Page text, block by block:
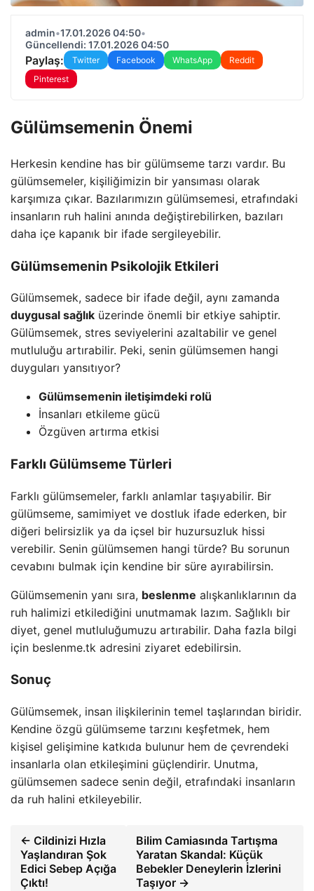
admin•17.01.2026 04:50•
Güncellendi: 17.01.2026 04:50
Paylaş: Twitter Facebook WhatsApp
Reddit
Pinterest
Gülümsemenin Önemi
Herkesin kendine has bir gülümseme tarzı vardır. Bu
gülümsemeler, kişiliğimizin bir yansıması olarak
karşımıza çıkar. Bazılarımızın gülümsemesi, etrafındaki
insanların ruh halini anında değiştirebilirken, bazıları
daha içe kapanık bir ifade sergileyebilir.
Gülümsemenin Psikolojik Etkileri
Gülümsemek, sadece bir ifade değil, aynı zamanda
duygusal sağlık üzerinde önemli bir etkiye sahiptir.
Gülümsemek, stres seviyelerini azaltabilir ve genel
mutluluğu artırabilir. Peki, senin gülümsemen hangi
duyguları yansıtıyor?
Gülümsemenin iletişimdeki rolü
İnsanları etkileme gücü
Özgüven artırma etkisi
Farklı Gülümseme Türleri
Farklı gülümsemeler, farklı anlamlar taşıyabilir. Bir
gülümseme, samimiyet ve dostluk ifade ederken, bir
diğeri belirsizlik ya da içsel bir huzursuzluk hissi
verebilir. Senin gülümsemen hangi türde? Bu sorunun
cevabını bulmak için kendine bir süre ayırabilirsin.
Gülümsemenin yanı sıra, beslenme alışkanlıklarının da
ruh halimizi etkilediğini unutmamak lazım. Sağlıklı bir
diyet, genel mutluluğumuzu artırabilir. Daha fazla bilgi
için beslenme.tk adresini ziyaret edebilirsin.
Sonuç
Gülümsemek, insan ilişkilerinin temel taşlarından biridir.
Kendine özgü gülümseme tarzını keşfetmek, hem
kişisel gelişimine katkıda bulunur hem de çevrendeki
insanlarla olan etkileşimini güçlendirir. Unutma,
gülümsemen sadece senin değil, etrafındaki insanların
da ruh halini etkileyebilir.
← Cildinizi Hızla
Yaşlandıran Şok
Edici Sebep Açığa
Çıktı!
Bilim Camiasında Tartışma
Yaratan Skandal: Küçük
Bebekler Deneylerin İzlerini
Taşıyor →